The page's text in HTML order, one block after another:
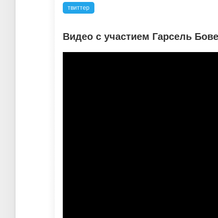
твиттер
Видео с участием Гарсель Бове